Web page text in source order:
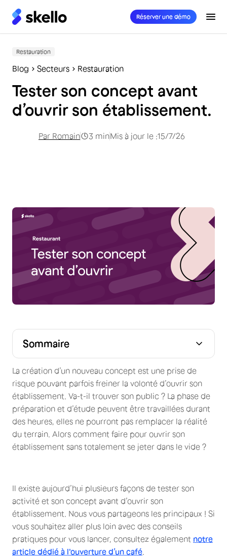
Réserver une démo
Restauration
Blog Secteurs Restauration
Tester son concept avant
d’ouvrir son établissement.
Par Romain 3 minMis à jour le :15/7/26
La création d’un nouveau concept est une prise de
risque pouvant parfois freiner la volonté d’ouvrir son
établissement. Va-t-il trouver son public ? La phase de
préparation et d’étude peuvent être travaillées durant
des heures, elles ne pourront pas remplacer la réalité
du terrain. Alors comment faire pour ouvrir son
établissement sans totalement se jeter dans le vide ?
Il existe aujourd’hui plusieurs façons de tester son
activité et son concept avant d’ouvrir son
établissement. Nous vous partageons les principaux ! Si
vous souhaitez aller plus loin avec des conseils
pratiques pour vous lancer, consultez également notre
article dédié à l'ouverture d’un café
Sommaire